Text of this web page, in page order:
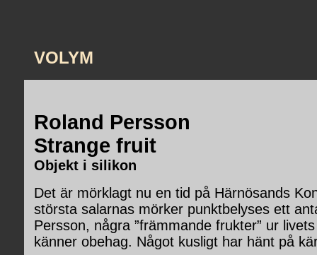
VOLYM
Roland Persson
Strange fruit
Objekt i silikon
Det är mörklagt nu en tid på Härnösands
största salarnas mörker punktbelyses ett
Persson, några ”främmande frukter” ur
känner obehag. Något kusligt har hänt på